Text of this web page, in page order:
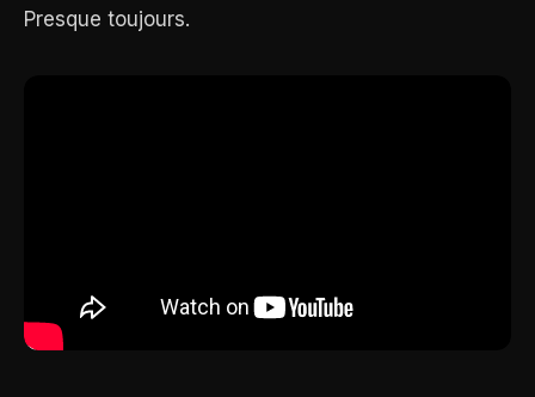
Presque toujours.